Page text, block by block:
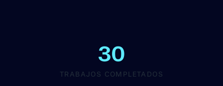
30
TRABAJOS COMPLETADOS